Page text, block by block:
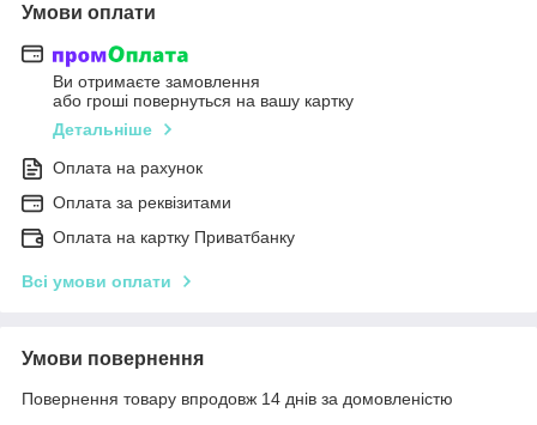
Умови оплати
Ви отримаєте замовлення
або гроші повернуться на вашу картку
Детальніше
Оплата на рахунок
Оплата за реквізитами
Оплата на картку Приватбанку
Всі умови оплати
Умови повернення
Повернення товару впродовж 14 днів за домовленістю